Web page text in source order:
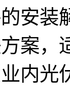
安装
案，
内光